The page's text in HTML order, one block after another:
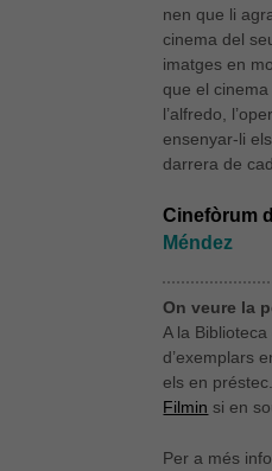
nen que li
cinema del
imatges en
que el
l’alfredo,
ensenyar-li
darrera de
Cinefòrum
Méndez
On veure la
A la
d’exemplars
els en
Filmin si en
Per a més